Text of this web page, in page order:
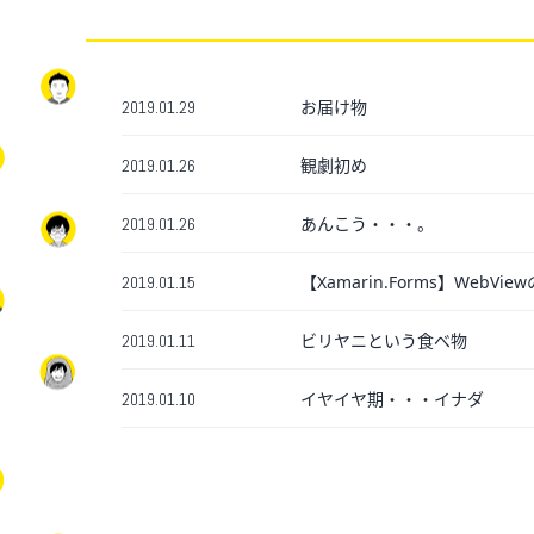
2019.01.29 お届け物
2019.01.26 観劇初め
2019.01.26 あんこう・・・。
2019.01.15 【Xamarin.Forms】WebView
2019.01.11 ビリヤニという食べ物
2019.01.10 イヤイヤ期・・・イナダ